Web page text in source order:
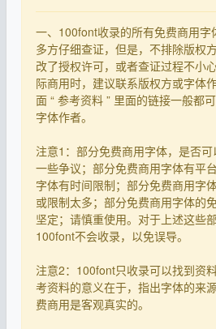
一、100font收录的所有免费商用字
多方仔细查证，但是，不排除版权
改了授权许可，或者查证过程不小
际商用时，建议联系版权方或字体
面 “ 参考资料 ” 里面的链接一般都
字体作者。
注意1：部分免费商用字体，是否
一些争议；部分免费商用字体有平
字体有时间限制；部分免费商用字
或限制太多；部分免费商用字体的
坚定；请慎重使用。对于上述这些
100font不会收录，以免误导。
注意2：100font只收录可以找到资
考资料的意义在于，指出字体的来
费商用是客观真实的。